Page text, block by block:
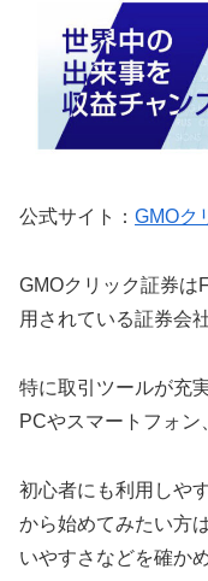
公式サイト： GMOク
GMOクリック証券は
用されている証券会
特に取引ツールが充
PCやスマートフォン
初心者にも利用しや
から始めてみたい方
いやすさなどを確か